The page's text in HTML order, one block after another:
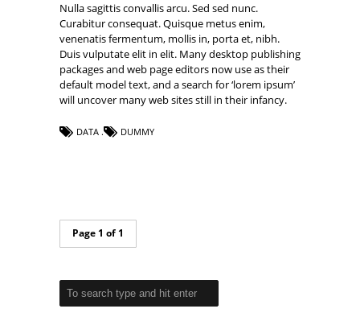
Nulla sagittis convallis arcu. Sed sed nunc.
Curabitur consequat. Quisque metus enim,
venenatis fermentum, mollis in, porta et, nibh.
Duis vulputate elit in elit. Many desktop publishing
packages and web page editors now use as their
default model text, and a search for ‘lorem ipsum’
will uncover many web sites still in their infancy.
DATA DUMMY
Page 1 of 1